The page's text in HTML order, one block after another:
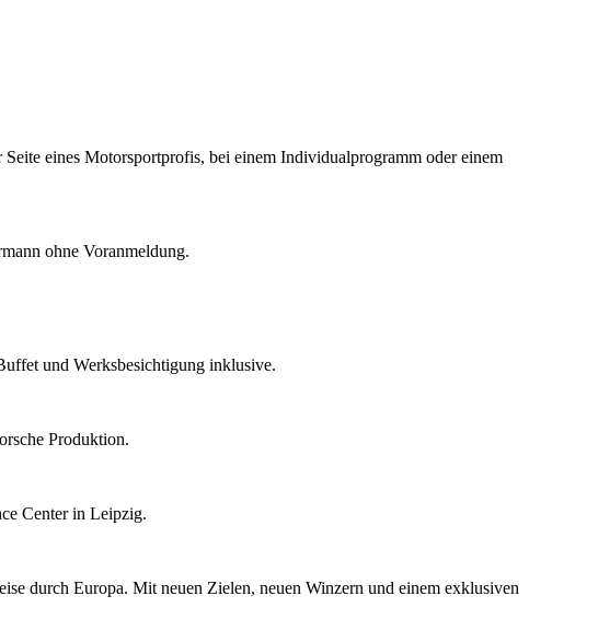
eines Motorsportprofis, bei einem Individualprogramm oder einem
ohne Voranmeldung.
und Werksbesichtigung inklusive.
Produktion.
Center in Leipzig.
durch Europa. Mit neuen Zielen, neuen Winzern und einem exklusiven